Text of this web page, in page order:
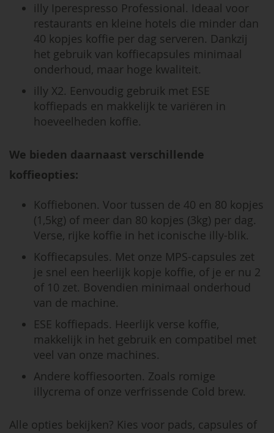
illy Iperespresso Professional. Ideaal voor
restaurants en kleine hotels die minder dan
40 kopjes koffie per dag serveren. Dankzij
het gebruik van koffiecapsules minimaal
onderhoud, maar hoge kwaliteit.
illy X2. Eenvoudig gebruik met ESE
koffiepads en makkelijk te variëren in
hoeveelheden koffie.
We bieden daarnaast verschillende
koffieopties:
Koffiebonen. Voor tussen de 40 en 80 kopjes
(1,5kg) of meer dan 80 kopjes (3kg) per dag.
Verse, rijke koffie in het iconische illy-blik.
Koffiecapsules. Met onze MPS-capsules zet
je snel een heerlijk kopje koffie, of je er nu 2
of 10 zet. Bovendien minimaal onderhoud
van de machine.
ESE koffiepads. Heerlijk verse koffie,
makkelijk in het gebruik en compatibel met
veel van onze machines.
Andere koffiesoorten. Zoals romige
illycrema of onze verfrissende Cold brew.
Alle opties bekijken? Kies voor pads, capsules of